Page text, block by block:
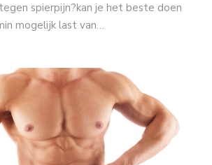
spierpijn?kan je het beste doen
mogelijk last van…